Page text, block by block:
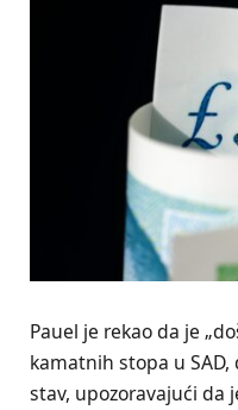
Pauel je rekao da je
kamatnih stopa u SAD,
stav, upozoravajući da